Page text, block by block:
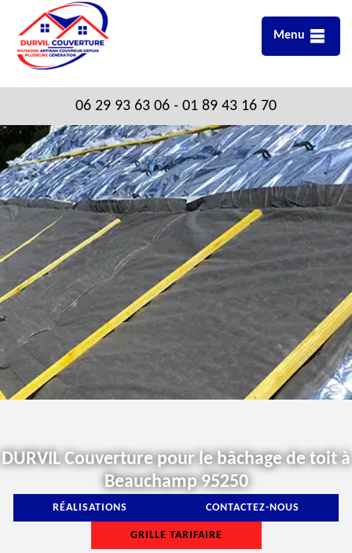
Menu
06 29 93 63 06 - 01 89 43 16 70
DURVIL Couverture pour le bâchage de toit à
Beauchamp 95250
RÉALISATIONS CONTACTEZ-NOUS
GRILLE TARIFAIRE